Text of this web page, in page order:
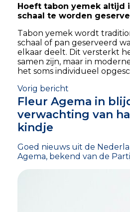
Hoeft tabon yemek altijd
schaal te worden
Tabon yemek wordt
schaal of pan geserveerd
elkaar deelt. Dit versterkt
samen zijn, maar in
het soms individueel
Vorig bericht
Fleur Agema in
verwachting van
kindje
Goed nieuws uit de
Agema, bekend van de